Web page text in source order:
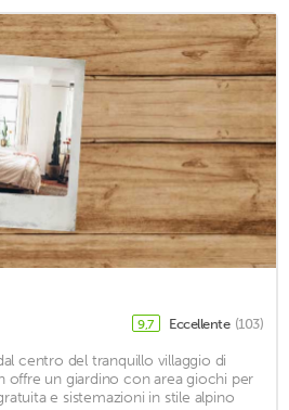
9,7 Eccellente (103)
centro del tranquillo villaggio di
offre un giardino con area giochi per
e sistemazioni in stile alpino